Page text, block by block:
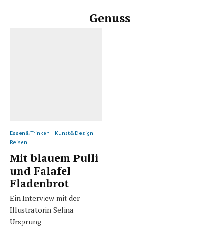
Genuss
Essen&Trinken
Kunst&Design
Reisen
Mit blauem Pulli
und Falafel
Fladenbrot
Ein Interview mit der
Illustratorin Selina
Ursprung